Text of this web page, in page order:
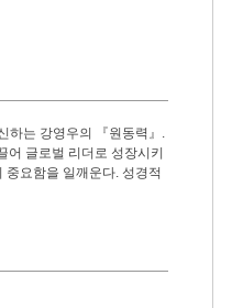
하는 강영우의 『원동력』.
글로벌 리더로 성장시키
요함을 일깨운다. 성경적